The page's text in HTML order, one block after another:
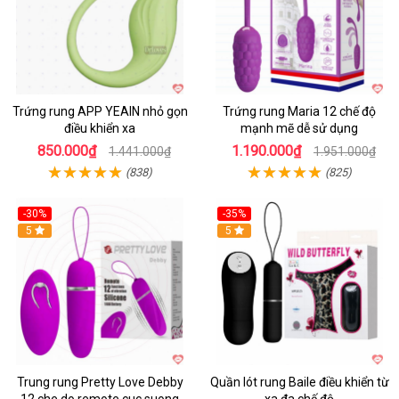
Trứng rung APP YEAIN nhỏ gọn
điều khiển xa
850.000₫ 1.441.000₫
(838)
Trứng rung Maria 12 chế độ
mạnh mẽ dễ sử dụng
1.190.000₫ 1.951.000₫
(825)
-30%
Hot
5
Trung rung Pretty Love Debby
-35%
Hot
5
Quần lót rung Baile điều khiển từ